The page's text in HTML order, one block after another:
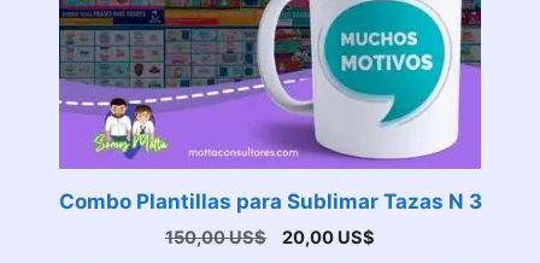
Combo Plantillas para Sublimar Tazas N 3
150,00US$
El
20,00 US$